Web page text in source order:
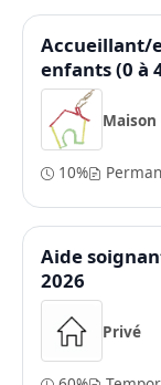
Accueillant/
enfants (0 à
10%
Aide
2026
Privé